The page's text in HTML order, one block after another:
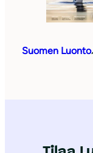
Suomen Luonto